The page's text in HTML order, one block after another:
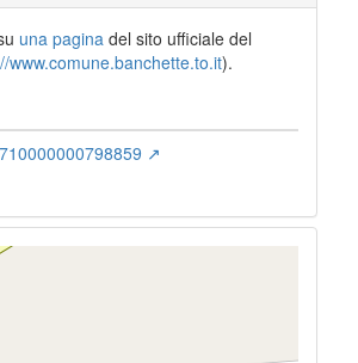
una pagina del sito ufficiale del
www.comune.banchette.to.it).
↗